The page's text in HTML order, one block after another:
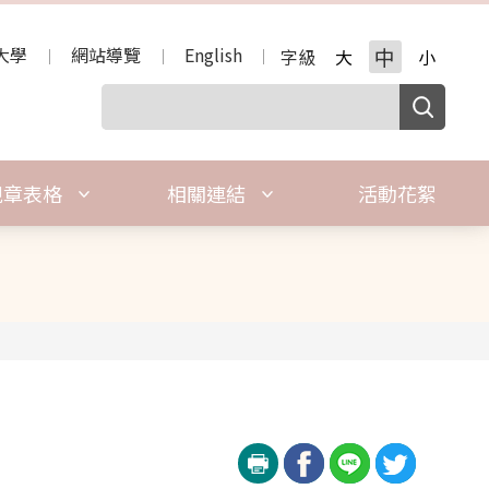
學 網站導覽 English 字級 大 中 小
表格 相關連結 活動花絮